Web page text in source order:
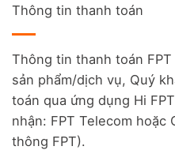
Thông tin thanh toán
Thông tin thanh toán
sản phẩm/dịch vụ, Quý
toán qua ứng dụng Hi
nhận: FPT Telecom hoặc
thông FPT).